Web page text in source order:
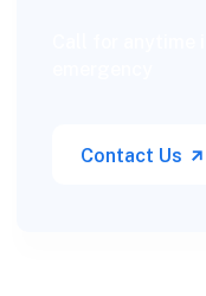
Contact Us